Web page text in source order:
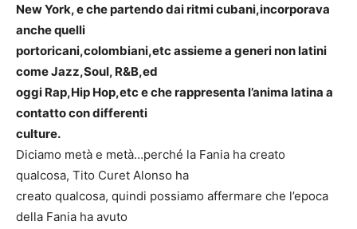
New York, e che partendo dai ritmi cubani,incorporava
anche quelli
portoricani,colombiani,etc assieme a generi non latini
come Jazz,Soul, R&B,ed
oggi Rap,Hip Hop,etc e che rappresenta l’anima latina a
contatto con differenti
culture.
Diciamo metà e metà…perché la Fania ha creato
qualcosa, Tito Curet Alonso ha
creato qualcosa, quindi possiamo affermare che l’epoca
della Fania ha avuto